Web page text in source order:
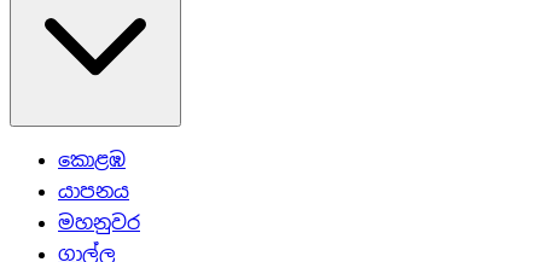
කොළඹ
යාපනය
මහනුවර
ගාල්ල